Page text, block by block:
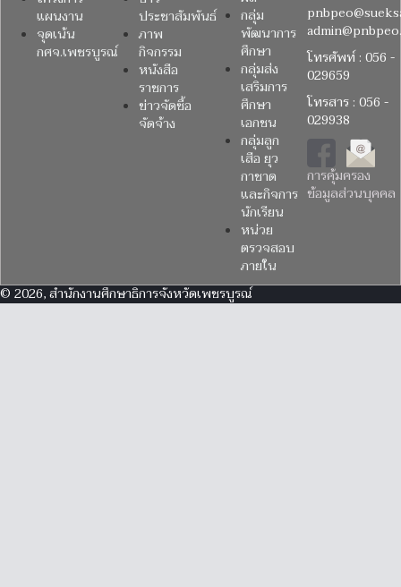
แผนงาน
จุดเน้น
กศจ.เพชรบูรณ์
ประชาสัมพันธ์
ภาพ
กิจกรรม
หนังสือ
ราชการ
ข่าวจัดซื้อ
จัดจ้าง
กลุ่ม
พัฒนาการ
ศึกษา
กลุ่มส่ง
เสริมการ
ศึกษา
เอกชน
กลุ่มลูก
เสือ ยุว
กาชาด
และกิจการ
นักเรียน
หน่วย
ตรวจสอบ
ภายใน
โทรศัพท์ : 056 -
029659
โทรสาร : 056 -
029938
การคุ้มครอง
ข้อมูลส่วนบุคคล
© 2026, สำนักงานศึกษาธิการจังหวัดเพชรบูรณ์